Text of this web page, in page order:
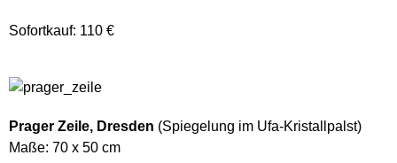
Sofortkauf: 110 €
Prager Zeile, Dresden (Spiegelung im Ufa-Kristallpalst)
Maße: 70 x 50 cm